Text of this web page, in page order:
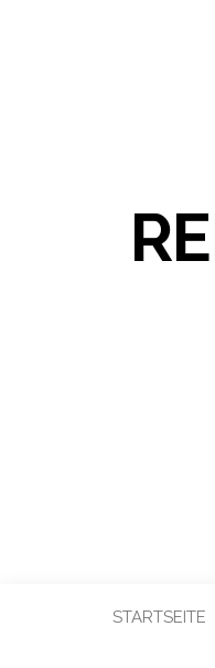
STARTSEITE